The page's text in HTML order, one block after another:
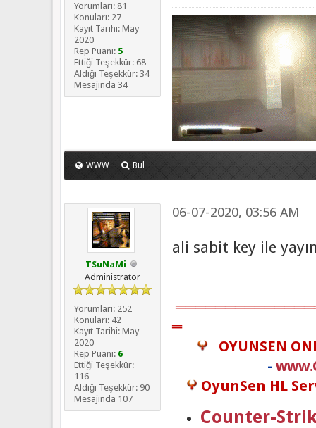
Yorumları: 81
Konuları: 27
Kayıt Tarihi: May
2020
Rep Puanı: 5
Ettiği Teşekkür: 68
Aldığı Teşekkür: 34
Mesajında 34
WWW Bul
TSuNaMi
Administrator
Yorumları: 252
Konuları: 42
Kayıt Tarihi: May
2020
Rep Puanı: 6
Ettiği Teşekkür:
116
Aldığı Teşekkür: 90
Mesajında 107
06-07-2020, 03:56 AM
ali sabit key ile
═
OYUNSEN
-
OyunSen HL
Counter-